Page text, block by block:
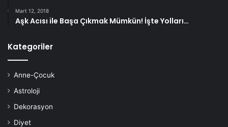
Mart 12, 2018
Aşk Acısı ile Başa Çıkmak Mümkün! İşte Yolları…
Kategoriler
Anne-Çocuk
Astroloji
Dekorasyon
Diyet